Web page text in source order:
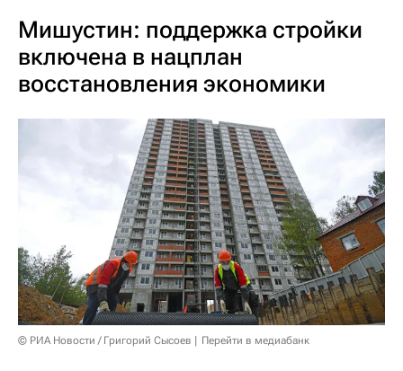
Мишустин: поддержка стройки
включена в нацплан
восстановления экономики
© РИА Новости / Григорий Сысоев Перейти в медиабанк